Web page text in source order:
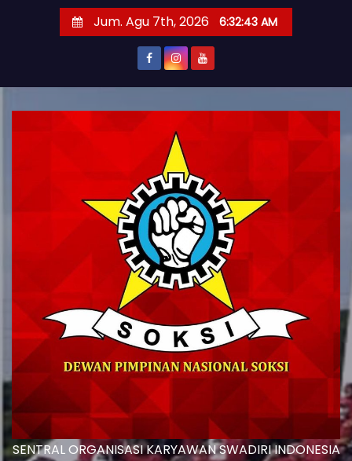
Jum. Agu 7th, 2026 6:32:45 AM
SENTRAL ORGANISASI KARYAWAN SWADIRI INDONESIA